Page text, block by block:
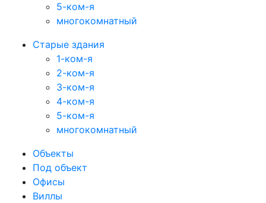
5-ком-я
многокомнатный
Старые здания
1-ком-я
2-ком-я
3-ком-я
4-ком-я
5-ком-я
многокомнатный
Объекты
Под объект
Офисы
Виллы